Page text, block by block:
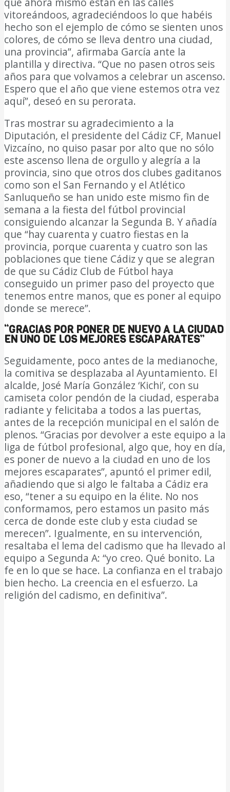
vitoreándoos, agradeciéndoos lo que habéis
hecho son el ejemplo de cómo se sienten unos
colores, de cómo se lleva dentro una ciudad,
una provincia”, afirmaba García ante la
plantilla y directiva. “Que no pasen otros seis
años para que volvamos a celebrar un ascenso.
Espero que el año que viene estemos otra vez
aquí”, deseó en su perorata.
Tras mostrar su agradecimiento a la
Diputación, el presidente del Cádiz CF, Manuel
Vizcaíno, no quiso pasar por alto que no sólo
este ascenso llena de orgullo y alegría a la
provincia, sino que otros dos clubes gaditanos
como son el San Fernando y el Atlético
Sanluqueño se han unido este mismo fin de
semana a la fiesta del fútbol provincial
consiguiendo alcanzar la Segunda B. Y añadía
que “hay cuarenta y cuatro fiestas en la
provincia, porque cuarenta y cuatro son las
poblaciones que tiene Cádiz y que se alegran
de que su Cádiz Club de Fútbol haya
conseguido un primer paso del proyecto que
tenemos entre manos, que es poner al equipo
donde se merece”.
“GRACIAS POR PONER DE NUEVO A LA CIUDAD
EN UNO DE LOS MEJORES ESCAPARATES”
Seguidamente, poco antes de la medianoche,
la comitiva se desplazaba al Ayuntamiento. El
alcalde, José María González ‘Kichi’, con su
camiseta color pendón de la ciudad, esperaba
radiante y felicitaba a todos a las puertas,
antes de la recepción municipal en el salón de
plenos. “Gracias por devolver a este equipo a la
liga de fútbol profesional, algo que, hoy en día,
es poner de nuevo a la ciudad en uno de los
mejores escaparates”, apuntó el primer edil,
añadiendo que si algo le faltaba a Cádiz era
eso, “tener a su equipo en la élite. No nos
conformamos, pero estamos un pasito más
cerca de donde este club y esta ciudad se
merecen”. Igualmente, en su intervención,
resaltaba el lema del cadismo que ha llevado al
equipo a Segunda A: “yo creo. Qué bonito. La
fe en lo que se hace. La confianza en el trabajo
bien hecho. La creencia en el esfuerzo. La
religión del cadismo, en definitiva”.